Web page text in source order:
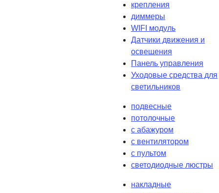
крепления
диммеры
WIFI модуль
Датчики движения и
освещения
Панель управления
Уходовые средства для
светильников
подвесные
потолочные
с абажуром
с вентилятором
с пультом
светодиодные люстры
накладные